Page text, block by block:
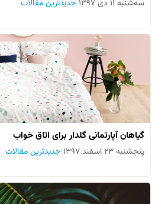
سه‌شنبه ۱۱ دی ۱۳۹۷ جدیدترین مقالات
گیاهان آپارتمانی گلدار برای اتاق خواب
پنجشنبه ۲۳ اسفند ۱۳۹۷ جدیدترین مقالات